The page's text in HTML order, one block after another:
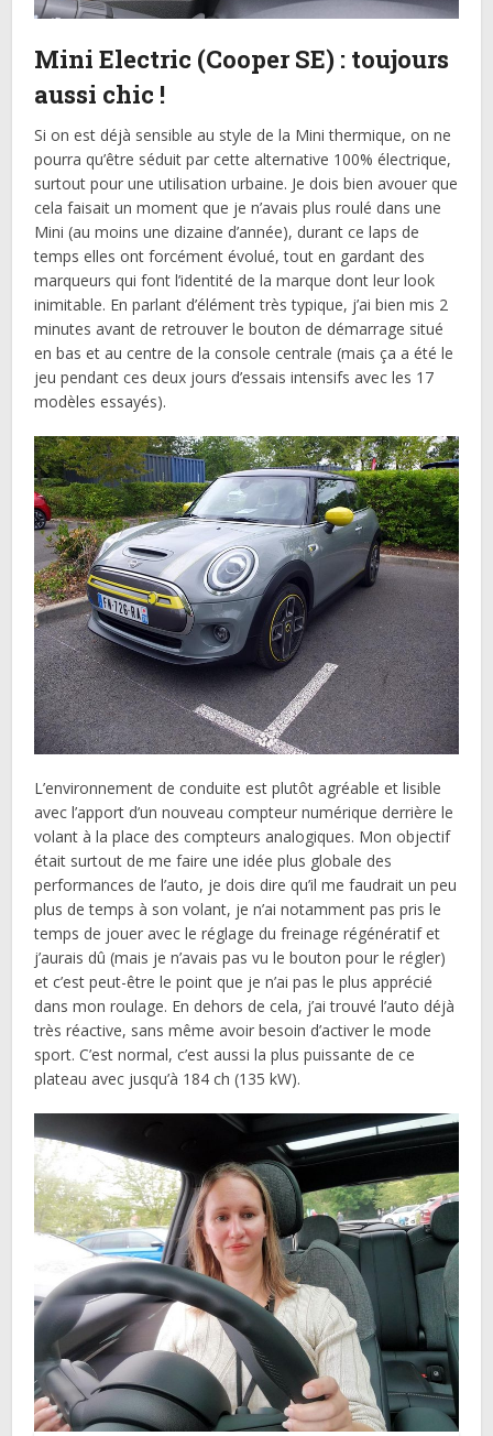
Mini Electric (Cooper SE) : toujours
aussi chic !
Si on est déjà sensible au style de la Mini thermique, on ne
pourra qu’être séduit par cette alternative 100% électrique,
surtout pour une utilisation urbaine. Je dois bien avouer que
cela faisait un moment que je n’avais plus roulé dans une
Mini (au moins une dizaine d’année), durant ce laps de
temps elles ont forcément évolué, tout en gardant des
marqueurs qui font l’identité de la marque dont leur look
inimitable. En parlant d’élément très typique, j’ai bien mis 2
minutes avant de retrouver le bouton de démarrage situé
en bas et au centre de la console centrale (mais ça a été le
jeu pendant ces deux jours d’essais intensifs avec les 17
modèles essayés).
L’environnement de conduite est plutôt agréable et lisible
avec l’apport d’un nouveau compteur numérique derrière le
volant à la place des compteurs analogiques. Mon objectif
était surtout de me faire une idée plus globale des
performances de l’auto, je dois dire qu’il me faudrait un peu
plus de temps à son volant, je n’ai notamment pas pris le
temps de jouer avec le réglage du freinage régénératif et
j’aurais dû (mais je n’avais pas vu le bouton pour le régler)
et c’est peut-être le point que je n’ai pas le plus apprécié
dans mon roulage. En dehors de cela, j’ai trouvé l’auto déjà
très réactive, sans même avoir besoin d’activer le mode
sport. C’est normal, c’est aussi la plus puissante de ce
plateau avec jusqu’à 184 ch (135 kW).